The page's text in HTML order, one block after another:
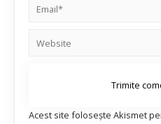
Acest site folosește Akismet